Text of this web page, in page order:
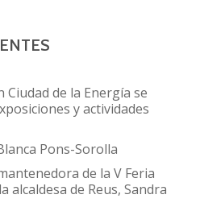
Ciudad de la Energía se
y actividades
Pons-Sorolla
de la V Feria
alcaldesa de Reus, Sandra